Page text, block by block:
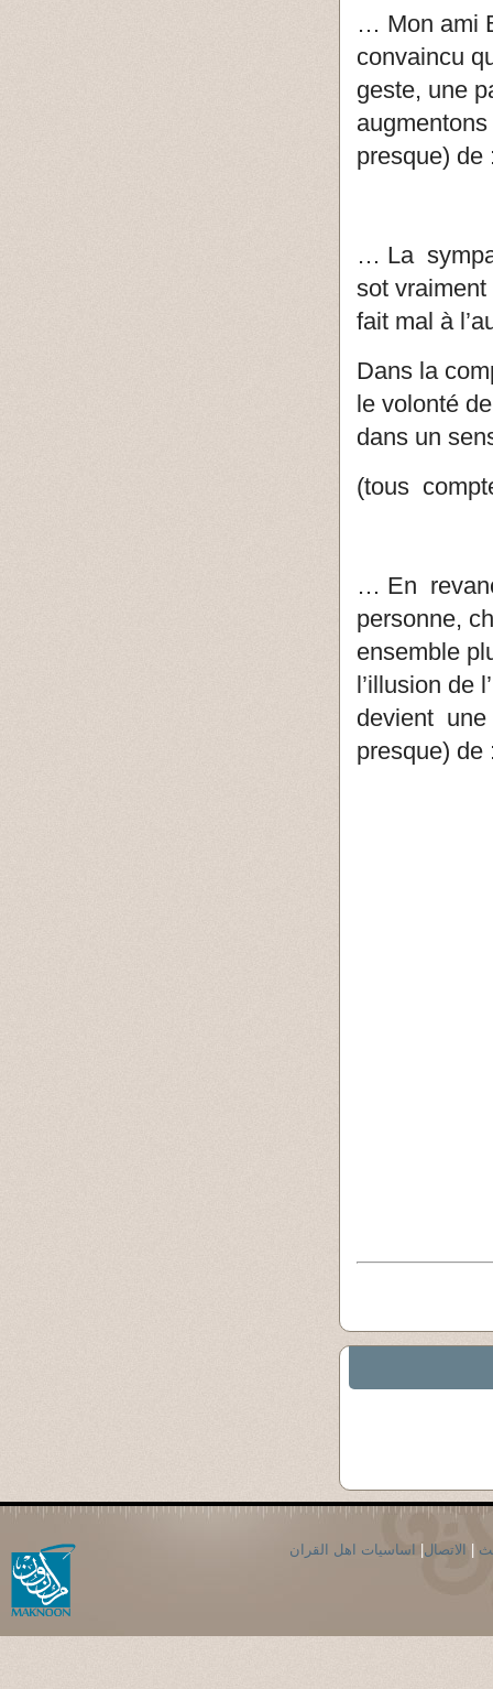
… Mon ami
convaincu
geste, une
presque)
… La
sot
fait mal à
Dans la
le volonté
dans un
(tous
… En
personne,
ensemble
l’illusion de
devient
presque)
| الاتصال| اساسيات اهل القران